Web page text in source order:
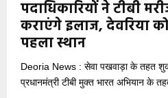
पदाधिकारियों ने टीबी
कराएंगे इलाज, देवरिया
पहला स्थान
Deoria News : सेवा पखवाड़ा के तहत
प्रधानमंत्री टीबी मुक्त भारत अभियान के